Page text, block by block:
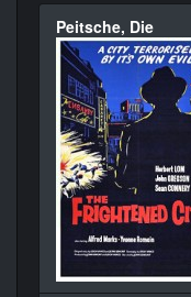
Peitsche, Die